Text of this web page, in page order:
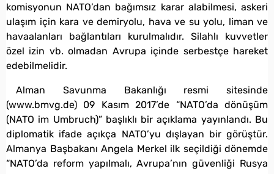
komisyonun NATO’dan bağımsız karar alabilmesi, askeri
ulaşım için kara ve demiryolu, hava ve su yolu, liman ve
havaalanları bağlantıları kurulmalıdır. Silahlı kuvvetler
özel izin vb. olmadan Avrupa içinde serbestçe hareket
edebilmelidir.
Alman Savunma Bakanlığı resmi sitesinde
(www.bmvg.de) 09 Kasım 2017’de “NATO’da dönüşüm
(NATO im Umbruch)” başlıklı bir açıklama yayınlandı. Bu
diplomatik ifade açıkça NATO’yu dışlayan bir görüştür.
Almanya Başbakanı Angela Merkel ilk seçildiği dönemde
“NATO’da reform yapılmalı, Avrupa’nın güvenliği Rusya